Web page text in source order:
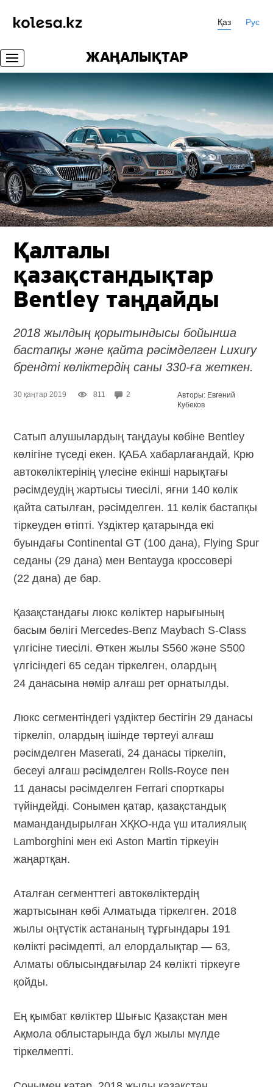
Қаз Рус
ЖАҢАЛЫҚТАР
Қалталы
қазақстандықтар
Bentley таңдайды
2018 жылдың қорытындысы бойынша
бастапқы және қайта рәсімделген Luxury
брендті көліктердің саны 330-ға жеткен.
30 қаңтар 2019 811 2
Авторы: Евгений
Кубеков
Сатып алушылардың таңдауы көбіне Bentley
көлігіне түседі екен. ҚАБА хабарлағандай, Крю
автокөліктерінің үлесіне екінші нарықтағы
рәсімдеудің жартысы тиесілі, яғни 140 көлік
қайта сатылған, рәсімделген. 11 көлік бастапқы
тіркеуден өтіпті. Үздіктер қатарында екі
буындағы Continental GT (100 дана), Flying Spur
седаны (29 дана) мен Bentayga кроссовері
(22 дана) де бар.
Қазақстандағы люкс көліктер нарығының
басым бөлігі Mercedes-Benz Maybach S-Class
үлгісіне тиесілі. Өткен жылы S560 және S500
үлгісіндегі 65 седан тіркелген, олардың
24 данасына нөмір алғаш рет орнатылды.
Люкс сегментіндегі үздіктер бестігін 29 данасы
тіркеліп, олардың ішінде төртеуі алғаш
рәсімделген Maserati, 24 данасы тіркеліп,
бесеуі алғаш рәсімделген Rolls-Royce пен
11 данасы рәсімделген Ferrari спорткары
түйіндейді. Сонымен қатар, қазақстандық
мамандандырылған ХҚКО-нда үш италиялық
Lamborghini мен екі Aston Martin тіркеуін
жаңартқан.
Аталған сегменттегі автокөліктердің
жартысынан көбі Алматыда тіркелген. 2018
жылы оңтүстік астананың тұрғындары 191
көлікті рәсімдепті, ал елордалықтар — 63,
Алматы облысындағылар 24 көлікті тіркеуге
қойды.
Ең қымбат көліктер Шығыс Қазақстан мен
Ақмола облыстарында бұл жылы мүлде
тіркелмепті.